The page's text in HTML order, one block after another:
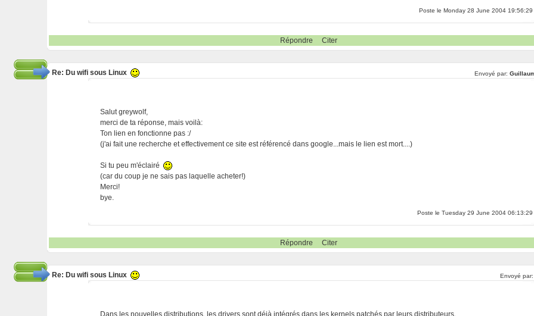
Poste le Monday 28 June 2004 19:56:29
Répondre Citer
Re: Du wifi sous Linux Envoyé par:
Salut greywolf,
merci de ta réponse, mais voilà:
Ton lien en fonctionne pas :/
(j'ai fait une recherche et effectivement ce site est référencé dans google...mais le lien est mort....)
Si tu peu m'éclairé
(car du coup je ne sais pas laquelle acheter!)
Merci!
bye.
Poste le Tuesday 29 June 2004 06:13:29
Répondre Citer
Re: Du wifi sous Linux Envoyé par:
Dans les nouvelles distributions, les drivers sont déjà intégrés dans les kernels patchés par leurs distributeurs.